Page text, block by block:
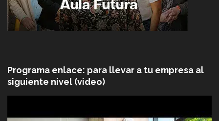
Programa enlace: para llevar a tu empresa al
siguiente nivel (video)